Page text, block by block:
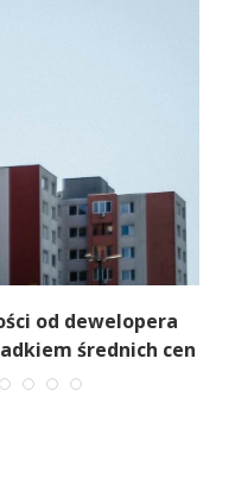
od dewelopera
średnich cen